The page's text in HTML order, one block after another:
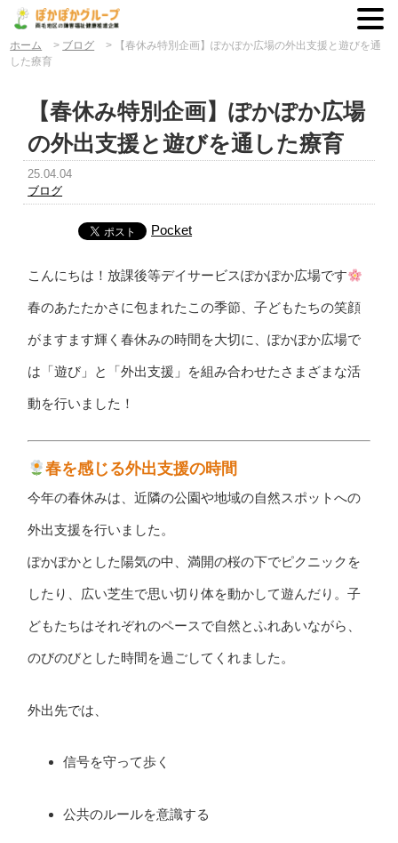
ホーム > ブログ >
【春休み特別企画】ぽかぽか広場の外出支援と遊びを通
した療育
【春休み特別企画】ぽかぽか広場
の外出支援と遊びを通した療育
25.04.04
ブログ
Pocket
こんにちは！放課後等デイサービスぽかぽか広場です
春のあたたかさに包まれたこの季節、子どもたちの笑顔
がますます輝く春休みの時間を大切に、ぽかぽか広場で
は「遊び」と「外出支援」を組み合わせたさまざまな活
動を行いました！
春を感じる外出支援の時間
今年の春休みは、近隣の公園や地域の自然スポットへの
外出支援を行いました。
ぽかぽかとした陽気の中、満開の桜の下でピクニックを
したり、広い芝生で思い切り体を動かして遊んだり。子
どもたちはそれぞれのペースで自然とふれあいながら、
のびのびとした時間を過ごしてくれました。
外出先では、
信号を守って歩く
公共のルールを意識する